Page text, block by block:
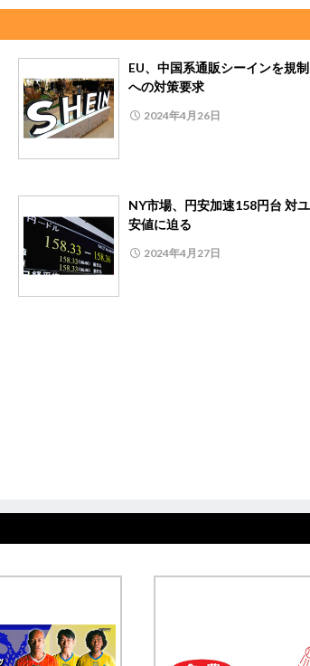
EU、中国系通販シーインを規
への対策要求
2024年4月26日
NY市場、円安加速158円台 対
安値に迫る
2024年4月27日